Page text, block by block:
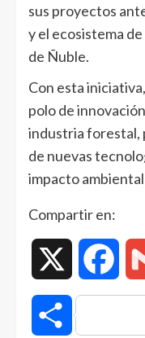
sus proyectos
y el ecosistema
de Ñuble.
Con esta
polo de
industria forestal,
de nuevas
impacto
Compartir en:
Compartir